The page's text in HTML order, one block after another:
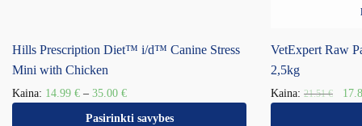
Hills Prescription Diet™ i/d™ Canine Stress
Mini with Chicken
Kaina: 14.99 € – 35.00 €
Pasirinkti savybes
VetExpert Raw
2,5kg
Kaina: 21.51€